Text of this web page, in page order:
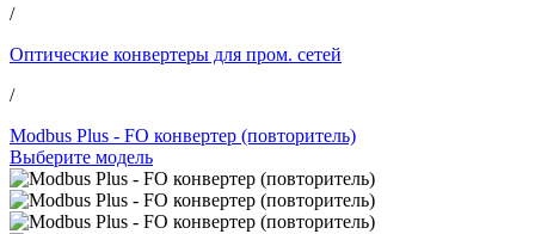
/
Оптические конвертеры для пром. сетей
/
Modbus Plus - FO конвертер (повторитель)
Выберите модель